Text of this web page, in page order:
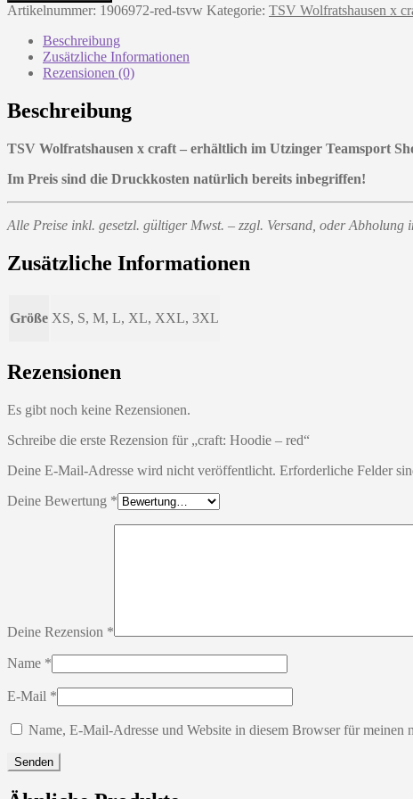
-
red
Menge
Artikelnummer: 1906972-red-tsvw Kategorie: TSV Wolfratshausen x
Beschreibung
Zusätzliche Informationen
Rezensionen (0)
Beschreibung
TSV Wolfratshausen x craft – erhältlich im Utzinger Teamsport
Im Preis sind die Druckkosten natürlich bereits inbegriffen!
Alle Preise inkl. gesetzl. gültiger Mwst. – zzgl. Versand, oder
Zusätzliche Informationen
Größe XS, S, M, L, XL, XXL, 3XL
Rezensionen
Es gibt noch keine Rezensionen.
Schreibe die erste Rezension für „craft: Hoodie – red“
Deine E-Mail-Adresse wird nicht veröffentlicht. Erforderliche Felder
Deine Bewertung *
Deine Rezension *
Name *
E-Mail *
Name, E-Mail-Adresse und Website in diesem Browser für meinen